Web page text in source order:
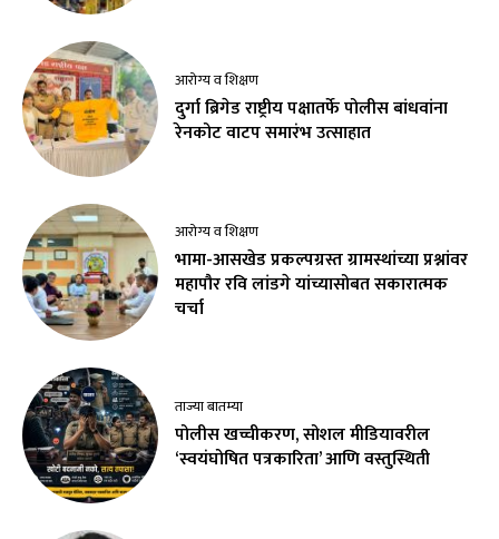
आरोग्य व शिक्षण
दुर्गा ब्रिगेड राष्ट्रीय पक्षातर्फे पोलीस बांधवांना
रेनकोट वाटप समारंभ उत्साहात
आरोग्य व शिक्षण
भामा-आसखेड प्रकल्पग्रस्त ग्रामस्थांच्या प्रश्नांवर
महापौर रवि लांडगे यांच्यासोबत सकारात्मक
चर्चा
ताज्या बातम्या
पोलीस खच्चीकरण, सोशल मीडियावरील
‘स्वयंघोषित पत्रकारिता’ आणि वस्तुस्थिती